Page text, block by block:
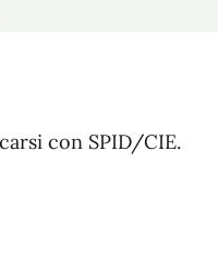
con SPID/CIE.